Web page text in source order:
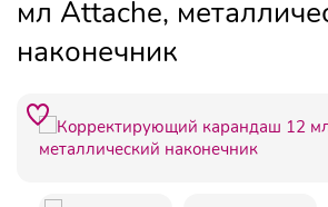
мл Attache,
наконечник